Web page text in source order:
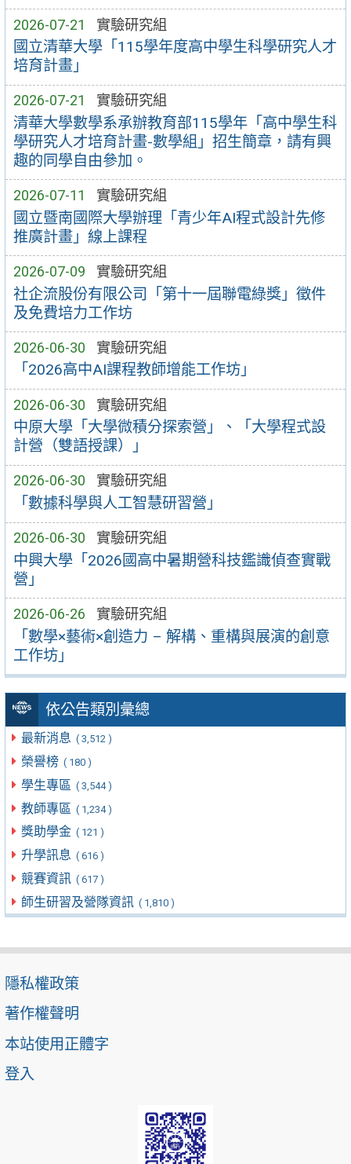
2026-07-21 實驗研究組
國立清華大學「115學年度高中學生科學研究人才
培育計畫」
2026-07-21 實驗研究組
清華大學數學系承辦教育部115學年「高中學生科
學研究人才培育計畫-數學組」招生簡章，請有興
趣的同學自由參加。
2026-07-11 實驗研究組
國立暨南國際大學辦理「青少年AI程式設計先修
推廣計畫」線上課程
2026-07-09 實驗研究組
社企流股份有限公司「第十一屆聯電綠獎」徵件
及免費培力工作坊
2026-06-30 實驗研究組
「2026高中AI課程教師增能工作坊」
2026-06-30 實驗研究組
中原大學「大學微積分探索營」、「大學程式設
計營（雙語授課）」
2026-06-30 實驗研究組
「數據科學與人工智慧研習營」
2026-06-30 實驗研究組
中興大學「2026國高中暑期營科技鑑識偵查實戰
營」
2026-06-26 實驗研究組
「數學×藝術×創造力 – 解構、重構與展演的創意
工作坊」
依公告類別彙總
最新消息 ( 3,512 )
榮譽榜 ( 180 )
學生專區 ( 3,544 )
教師專區 ( 1,234 )
獎助學金 ( 121 )
升學訊息 ( 616 )
競賽資訊 ( 617 )
師生研習及營隊資訊 ( 1,810 )
隱私權政策
著作權聲明
本站使用正體字
登入